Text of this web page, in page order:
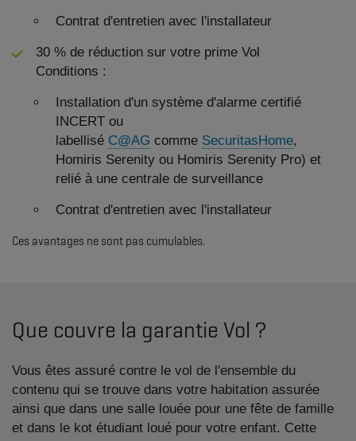
Contrat d'entretien avec l'installateur
30 % de réduction sur votre prime Vol
Conditions :
Installation d'un système d'alarme certifié
INCERT ou
labellisé C@AG comme SecuritasHome,
Homiris Serenity ou Homiris Serenity Pro) et
relié à une centrale de surveillance
Contrat d'entretien avec l'installateur​ ​
Ces avantages ne sont pas cumulables.​​
Que couvre la garantie Vol ?
Vous êtes assuré contre le vol de l'ensemble du
contenu qui se trouve dans votre habitation assurée
ainsi que dans une salle louée pour une fête de famille
et dans le kot étudiant loué pour votre enfant. Cette